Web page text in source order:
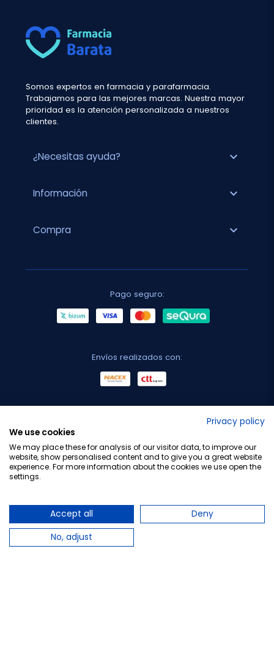
Somos expertos en farmacia y parafarmacia.
Trabajamos para las mejores marcas. Nuestra mayor
prioridad es la atención personalizada a nuestros
clientes.
¿Necesitas ayuda? expand_more
Información expand_more
Compra expand_more
Pago seguro:
Envíos realizados con:
Privacy policy
We use cookies
We may place these for analysis of our visitor data, to improve our
website, show personalised content and to give you a great website
experience. For more information about the cookies we use open the
settings.
Accept all
Deny
No, adjust